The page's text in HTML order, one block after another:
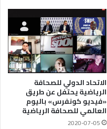
الاتحاد الدولي للصحافة
الرياضية يحتفل عن طريق
«فيديو كونفرس» باليوم
العالمي للصحافة الرياضية
2020-07-05